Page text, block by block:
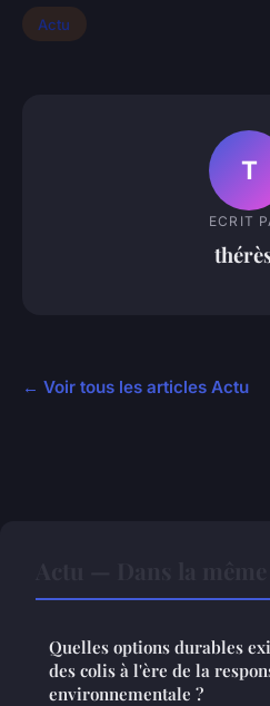
Actu
T
ECRIT
← Voir tous les articles Actu
Quelles options durables
des colis à l'ère de la
environnementale ?